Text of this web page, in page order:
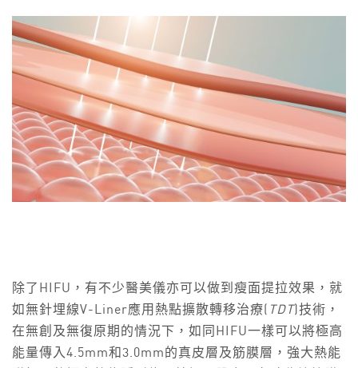
除了HIFU，有不少醫美儀亦可以做到瘦面提拉效果，就
如無針埋線V-Liner應用熱點擴散轉移治療( TDT)技術，
在無創及無復原期的情況下，如同HIFU一樣可以將極高
能量傳入4.5mm和3.0mm的真皮層及筋膜層，強大熱能